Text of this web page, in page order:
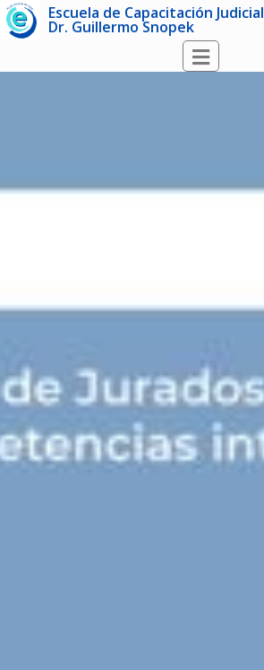
Escuela de Capacitación Judicial
Dr. Guillermo Snopek